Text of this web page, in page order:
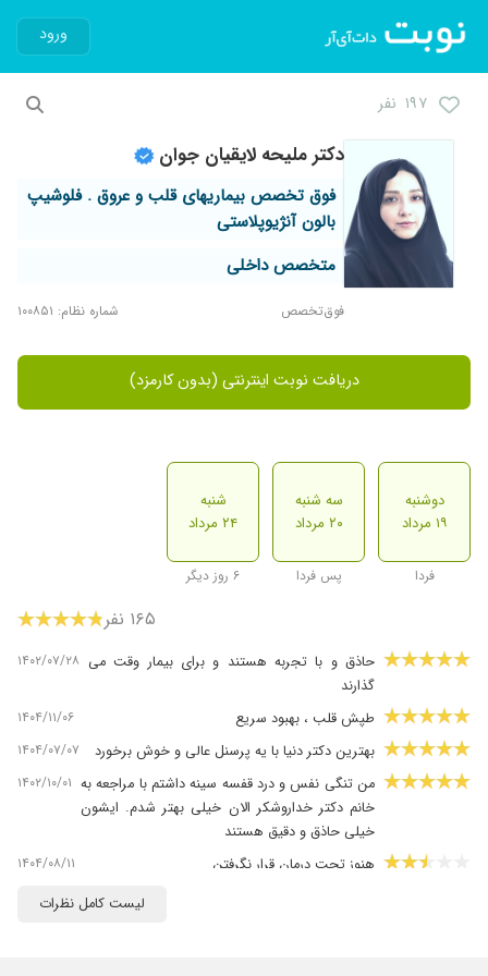
ورود
۱۹۷ نفر
دکتر ملیحه لایقیان جوان
فوق تخصص بیماریهای قلب و عروق . فلوشیپ
بالون آنژیوپلاستی
متخصص داخلی
فوق‌تخصص شماره نظام: ۱۰۰۸۵۱
دریافت نوبت اینترنتی (بدون کارمزد)
دوشنبه
۱۹ مرداد
فردا
سه شنبه
۲۰ مرداد
پس فردا
شنبه
۲۴ مرداد
۶ روز دیگر
۱۶۵ نفر
حاذق و با تجربه هستند و برای بیمار وقت می
گذارند
۱۴۰۲/۰۷/۲۸
طپش قلب ، بهبود سریع ۱۴۰۴/۱۱/۰۶
بهترین دکتر دنیا با یه پرسنل عالی و خوش برخورد ️ ۱۴۰۴/۰۷/۰۷
من تنگی نفس و درد قفسه سینه داشتم با مراجعه به
خانم دکتر خداروشکر الان خیلی بهتر شدم. ایشون
خیلی حاذق و دقیق هستند
۱۴۰۲/۱۰/۰۱
هنوز تحت درمان قرار نگرفتن ۱۴۰۴/۰۸/۱۱
بسیار دکتر حرفه ای هستند ایشون ، با حوصله وقت ۱۴۰۴/۱۲/۱۴
لیست کامل نظرات